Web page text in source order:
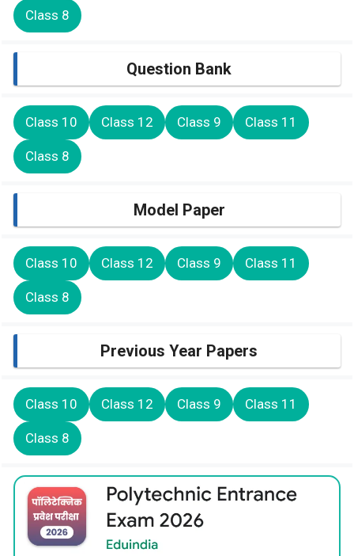
Class 8
Question Bank
Class 10 Class 12 Class 9 Class 11
Class 8
Model Paper
Class 10 Class 12 Class 9 Class 11
Class 8
Previous Year Papers
Class 10 Class 12 Class 9 Class 11
Class 8